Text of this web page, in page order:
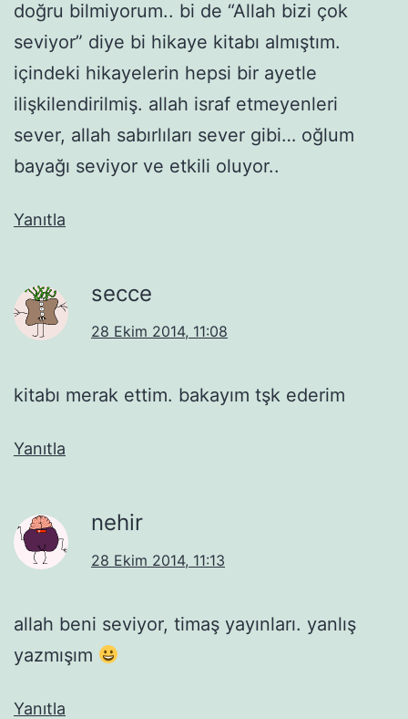
doğru bilmiyorum.. bi de “Allah bizi çok
seviyor” diye bi hikaye kitabı almıştım.
içindeki hikayelerin hepsi bir ayetle
ilişkilendirilmiş. allah israf etmeyenleri
sever, allah sabırlıları sever gibi… oğlum
bayağı seviyor ve etkili oluyor..
Yanıtla
secce
28 Ekim 2014, 11:08
kitabı merak ettim. bakayım tşk ederim
Yanıtla
nehir
28 Ekim 2014, 11:13
allah beni seviyor, timaş yayınları. yanlış
yazmışım
Yanıtla